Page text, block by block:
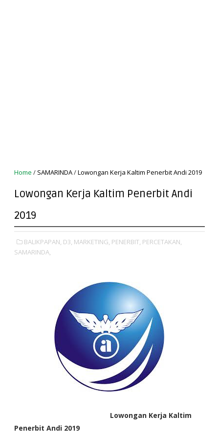
Home / SAMARINDA/Lowongan Kerja Kaltim Penerbit Andi 2019
Lowongan Kerja Kaltim Penerbit Andi
2019
BALIKPAPAN, D3, MARKETING, PENERBIT, PERCETAKAN,
SAMARINDA,
Lowongan Kerja Kaltim
Penerbit Andi 2019